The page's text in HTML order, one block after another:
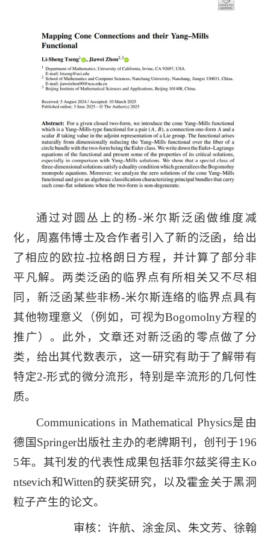
通过对圆丛上的杨-米尔斯泛函做维度减
化，周嘉伟博士及合作者引入了新的泛函，给出
了相应的欧拉-拉格朗日方程，并计算了部分非
平凡解。两类泛函的临界点有所相关又不尽相
同，新泛函某些非杨-米尔斯连络的临界点具有
其他物理意义（例如，可视为Bogomolny方程的
推广）。此外，文章还对新泛函的零点做了分
类，给出其代数表示，这一研究有助于了解带有
特定2-形式的微分流形，特别是辛流形的几何性
质。
Communications in Mathematical Physics是由
德国Springer出版社主办的老牌期刊，创刊于196
5年。其刊发的代表性成果包括菲尔兹奖得主Ko
ntsevich和Witten的获奖研究，以及霍金关于黑洞
粒子产生的论文。
审核：许航、涂金凤、朱文芳、徐翰